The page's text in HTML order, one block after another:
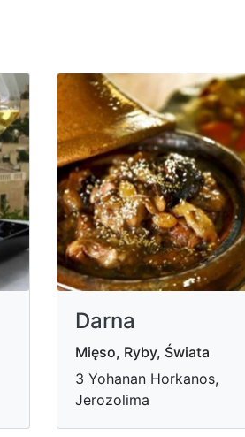
Darna
Mięso, Ryby, Świata
3 Yohanan Horkanos,
Jerozolima